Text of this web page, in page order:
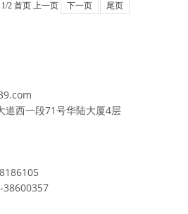
1/2 首页 上一页 下一页 尾页
道西一段71号华陆大厦4层
38600357